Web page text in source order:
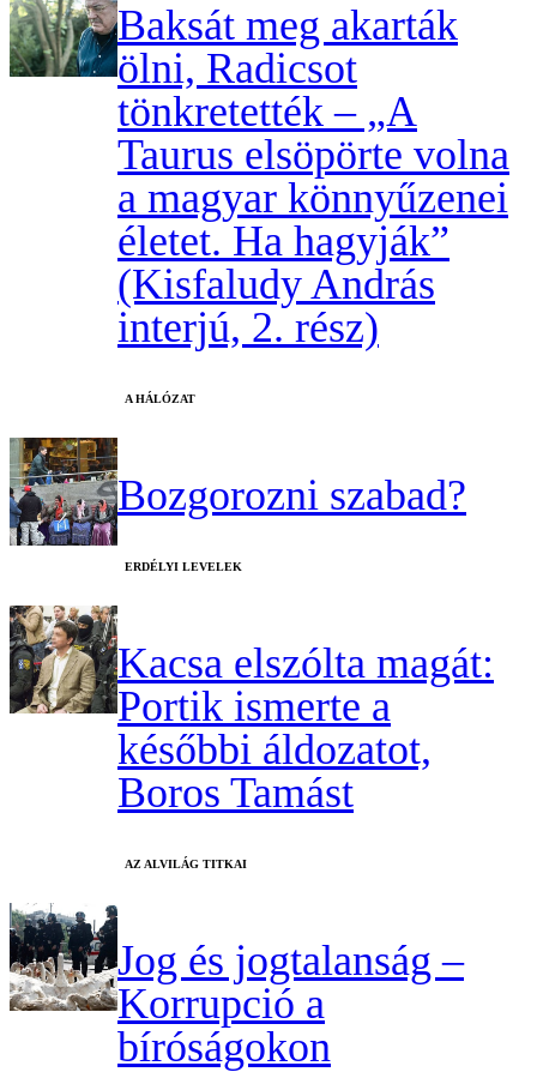
Baksát meg akarták
ölni, Radicsot
tönkretették – „A
Taurus elsöpörte volna
a magyar könnyűzenei
életet. Ha hagyják”
(Kisfaludy András
interjú, 2. rész)
A HÁLÓZAT
Bozgorozni szabad?
ERDÉLYI LEVELEK
Kacsa elszólta magát:
Portik ismerte a
későbbi áldozatot,
Boros Tamást
AZ ALVILÁG TITKAI
Jog és jogtalanság –
Korrupció a
bíróságokon